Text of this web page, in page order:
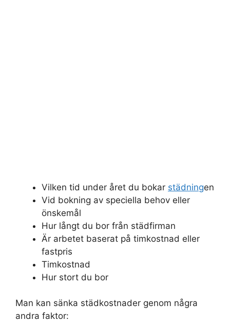
Vilken tid under året du bokar städningen
Vid bokning av speciella behov eller
önskemål
Hur långt du bor från städfirman
Är arbetet baserat på timkostnad eller
fastpris
Timkostnad
Hur stort du bor
Man kan sänka städkostnader genom några
andra faktor: